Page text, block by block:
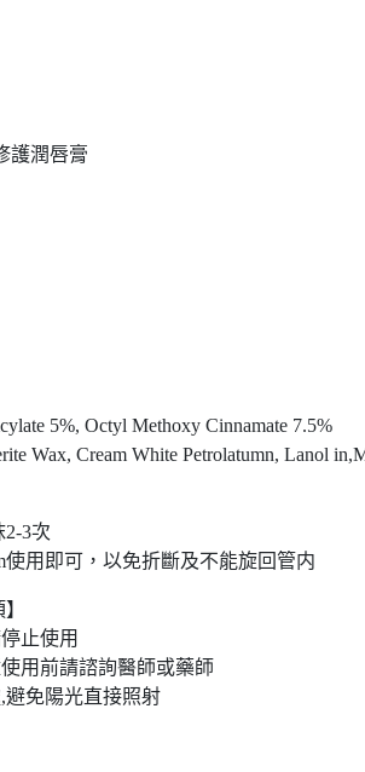
護潤唇膏
5%, Octyl Methoxy Cinnamate 7.5%
Wax, Cream White Petrolatumn, Lanol
3次
用即可，以免折斷及不能旋回管内
止使用
用前請諮詢醫師或藥師
避免陽光直接照射